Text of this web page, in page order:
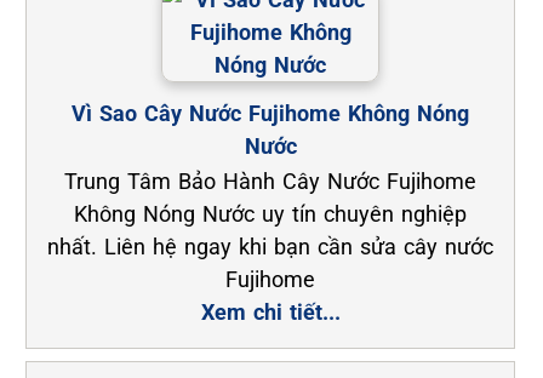
Vì Sao Cây Nước Fujihome Không Nóng
Nước
Trung Tâm Bảo Hành Cây Nước Fujihome
Không Nóng Nước uy tín chuyên nghiệp
nhất. Liên hệ ngay khi bạn cần sửa cây nước
Fujihome
Xem chi tiết...